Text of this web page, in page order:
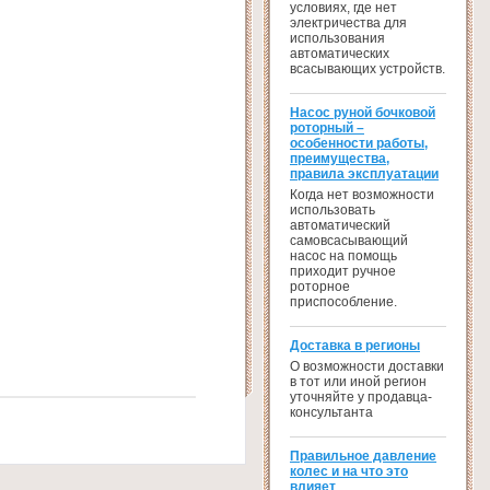
условиях, где нет
электричества для
использования
автоматических
всасывающих устройств.
Насос руной бочковой
роторный –
особенности работы,
преимущества,
правила эксплуатации
Когда нет возможности
использовать
автоматический
самовсасывающий
насос на помощь
приходит ручное
роторное
приспособление.
Доставка в регионы
О возможности доставки
в тот или иной регион
уточняйте у продавца-
консультанта
Правильное давление
колес и на что это
влияет